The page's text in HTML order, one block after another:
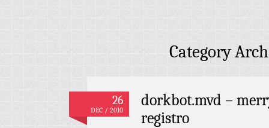
Category
26
DEC / 2010
dorkbot.mvd –
registro